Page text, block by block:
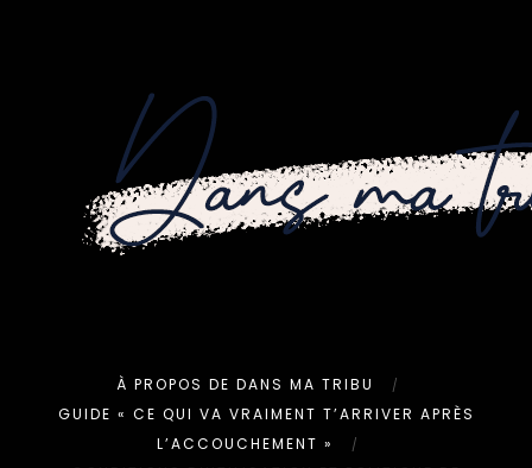
À PROPOS DE DANS MA TRIBU
GUIDE « CE QUI VA VRAIMENT T’ARRIVER APRÈS
L’ACCOUCHEMENT »